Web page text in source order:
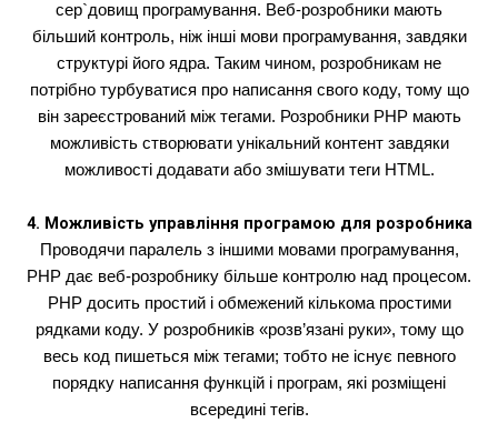
сер`довищ програмування. Веб-розробники мають
більший контроль, ніж інші мови програмування, завдяки
структурі його ядра. Таким чином, розробникам не
потрібно турбуватися про написання свого коду, тому що
він зареєстрований між тегами. Розробники PHP мають
можливість створювати унікальний контент завдяки
можливості додавати або змішувати теги HTML.
4. Можливість управління програмою для розробника
Проводячи паралель з іншими мовами програмування,
PHP дає веб-розробнику більше контролю над процесом.
PHP досить простий і обмежений кількома простими
рядками коду. У розробників «розв’язані руки», тому що
весь код пишеться між тегами; тобто не існує певного
порядку написання функцій і програм, які розміщені
всередині тегів.